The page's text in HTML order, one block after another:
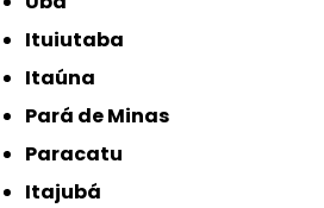
Ituiutaba
Itaúna
Pará de Minas
Paracatu
Itajubá